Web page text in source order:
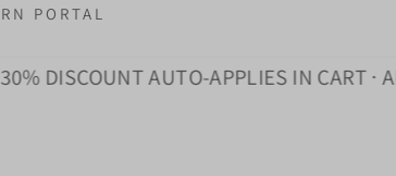
PORTAL
DISCOUNT AUTO-APPLIES IN CART ·